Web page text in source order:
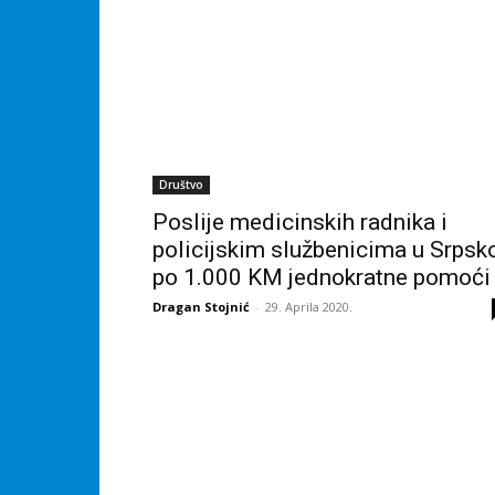
Društvo
Poslije medicinskih radnika i
policijskim službenicima u
po 1.000 KM jednokratne pomoći
Dragan Stojnić - 29. Aprila 2020.